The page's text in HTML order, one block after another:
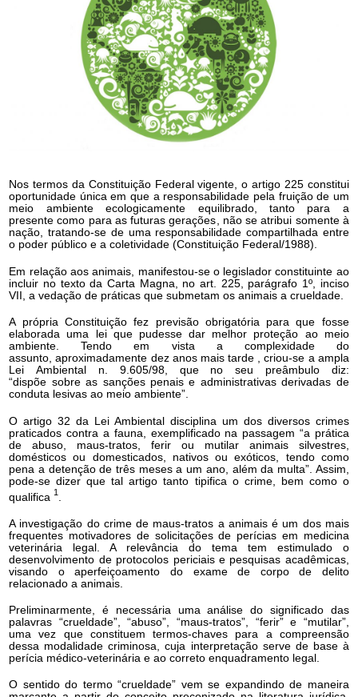
Nos termos da Constituição Federal vigente, o artigo 225 constitui
oportunidade única em que a responsabilidade pela fruição de um
meio ambiente ecologicamente equilibrado, tanto para a
presente como para as futuras gerações, não se atribui somente à
nação, tratando-se de uma responsabilidade compartilhada entre
o poder público e a coletividade (Constituição Federal/1988).
Em relação aos animais, manifestou-se o legislador constituinte ao
incluir no texto da Carta Magna, no art. 225, parágrafo 1º, inciso
VII, a vedação de práticas que submetam os animais a crueldade.
A própria Constituição fez previsão obrigatória para que fosse
elaborada uma lei que pudesse dar melhor proteção ao meio
ambiente. Tendo em vista a complexidade do
assunto, aproximadamente dez anos mais tarde , criou-se a ampla
Lei Ambiental n. 9.605/98, que no seu preâmbulo diz:
“dispõe sobre as sanções penais e administrativas derivadas de
conduta lesivas ao meio ambiente”.
O artigo 32 da Lei Ambiental disciplina um dos diversos crimes
praticados contra a fauna, exemplificado na passagem “a prática
de abuso, maus-tratos, ferir ou mutilar animais silvestres,
domésticos ou domesticados, nativos ou exóticos, tendo como
pena a detenção de três meses a um ano, além da multa”. Assim,
pode-se dizer que tal artigo tanto tipifica o crime, bem como o
qualifica1
A investigação do crime de maus-tratos a animais é um dos mais
frequentes motivadores de solicitações de perícias em medicina
veterinária legal. A relevância do tema tem estimulado o
desenvolvimento de protocolos periciais e pesquisas acadêmicas,
visando o aperfeiçoamento do exame de corpo de delito
relacionado a animais.
Preliminarmente, é necessária uma análise do significado das
palavras “crueldade”, “abuso”, “maus-tratos”, “ferir” e “mutilar”,
uma vez que constituem termos-chaves para a compreensão
dessa modalidade criminosa, cuja interpretação serve de base à
perícia médico-veterinária e ao correto enquadramento legal.
O sentido do termo “crueldade” vem se expandindo de maneira